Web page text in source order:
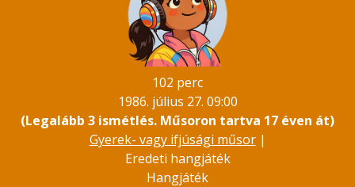
102 perc
1986. július 27. 09:00
(Legalább 3 ismétlés. Műsoron tartva 17 éven át)
Gyerek- vagy ifjúsági műsor|
Eredeti hangjáték
Hangjáték